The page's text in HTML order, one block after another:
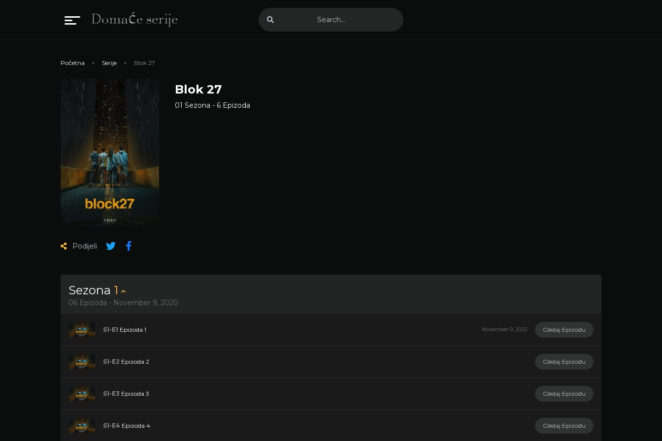
Početna Serije Blok 27
Blok 27
01 Sezona - 6 Epizoda
Podijeli
Sezona 1
06 Epizoda - November 9, 2020
S1-E1 Epizoda 1 November 9, 2020 Gledaj Epizodu
S1-E2 Epizoda 2 Gledaj Epizodu
S1-E3 Epizoda 3 Gledaj Epizodu
S1-E4 Epizoda 4 Gledaj Epizodu